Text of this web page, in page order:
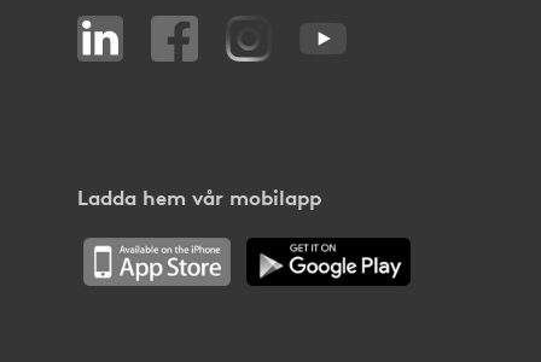
Ladda hem vår mobilapp